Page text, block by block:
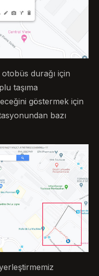
durağı için
taşıma
göstermek için
bazı